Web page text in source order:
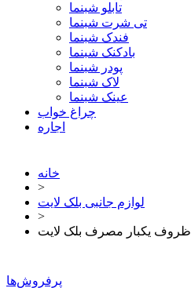
تابلو شبنما
تی شرت شبنما
فندک شبنما
بادکنک شبنما
پودر شبنما
لاک شبنما
عینک شبنما
چراغ خواب
اجاره
خانه
>
لوازم جانبی بلک لایت
>
ظروف یکبار مصرف بلک لایت
پرفروش‌ها